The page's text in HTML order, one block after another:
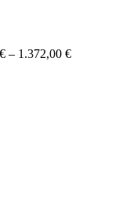
€ – 1.372,00 €